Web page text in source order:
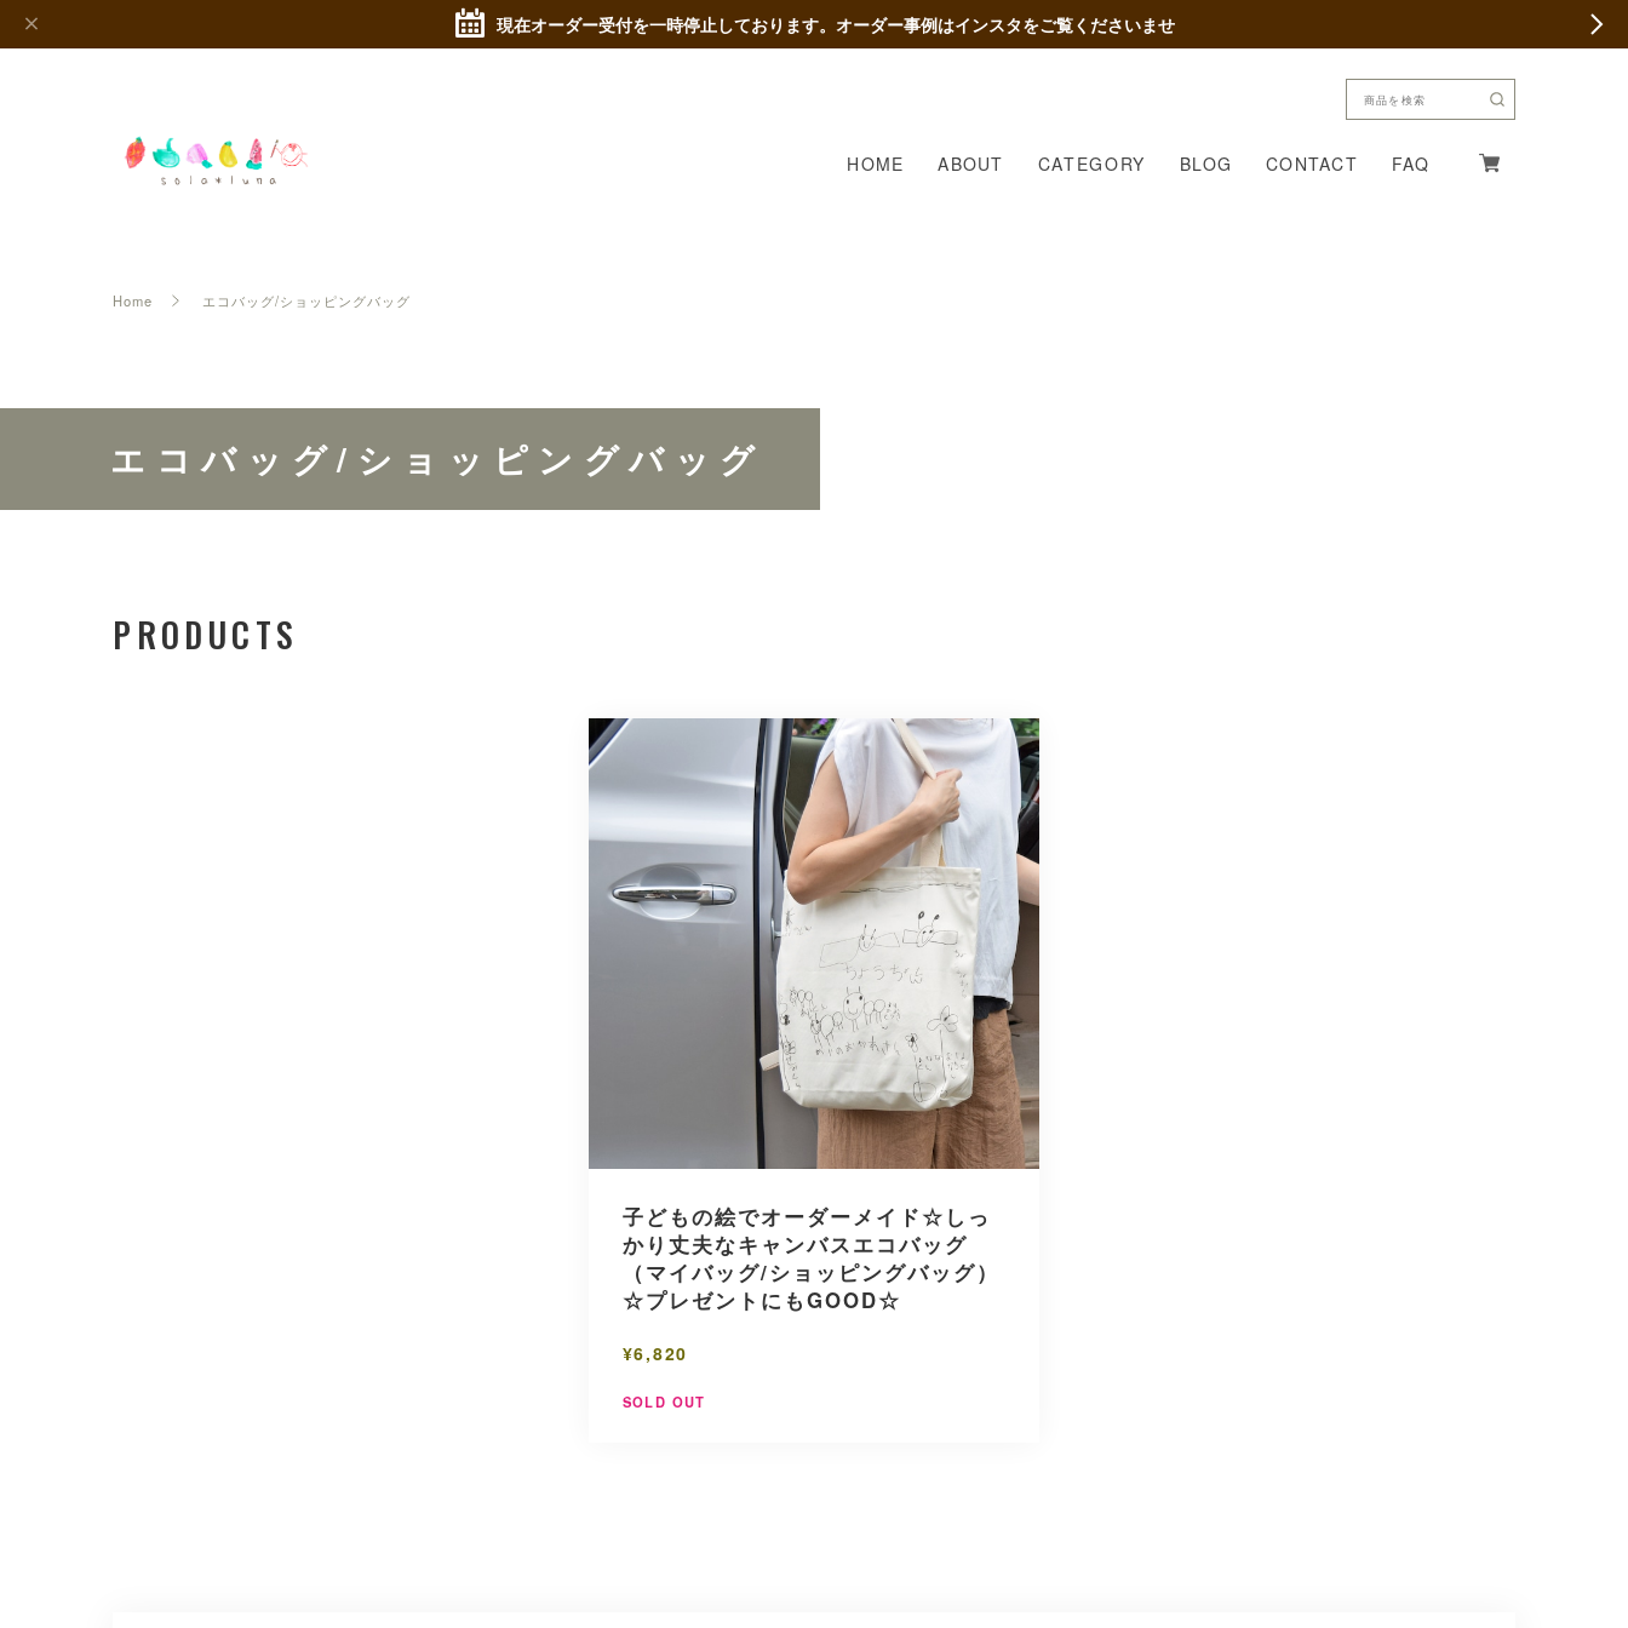
現在オーダー受付を一時停止しております。オーダー事例はインスタをご覧くださいませ
HOME ABOUT CATEGORY BLOG CONTACT FAQ
Home エコバッグ/ショッピングバッグ
エコバッグ/ショッピングバッグ
PRODUCTS
子どもの絵でオーダーメイド☆しっ
かり丈夫なキャンバスエコバッグ
（マイバッグ/ショッピングバッグ）
☆プレゼントにもGOOD☆
¥6,820
SOLD OUT